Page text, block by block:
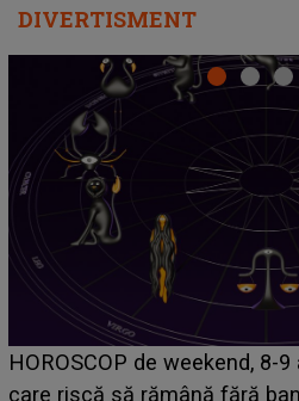
DIVERTISMENT
Emanuel a ținut ACEST
acum! În fața Alexandrei,